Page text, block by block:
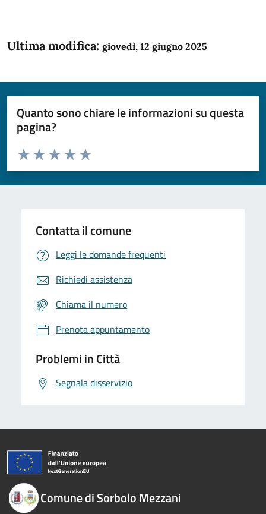
Ultima modifica: giovedì, 12 giugno 2025
Quanto sono chiare le informazioni su questa
pagina?
Domanda
Valuta da 1 a 5 stelle la pagina
Valuta 5 stelle su 5
Valuta 4 stelle su 5
Valuta 3 stelle su 5
Valuta 2 stelle su 5
Valuta 1 stelle su 5
Contatta il comune
Leggi le domande frequenti
Richiedi assistenza
Chiama il numero
Prenota appuntamento
Problemi in Città
Segnala disservizio
Comune di Sorbolo Mezzani